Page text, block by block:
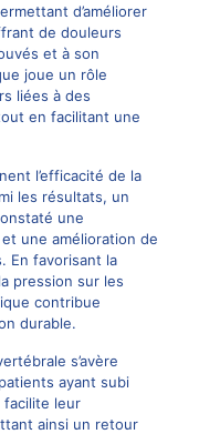
d’améliorer
de douleurs
et à son
joue un rôle
liées à des
en facilitant une
l’efficacité de la
les résultats, un
une
une amélioration de
En favorisant la
pression sur les
contribue
durable.
s’avère
ayant subi
facilite leur
ainsi un retour